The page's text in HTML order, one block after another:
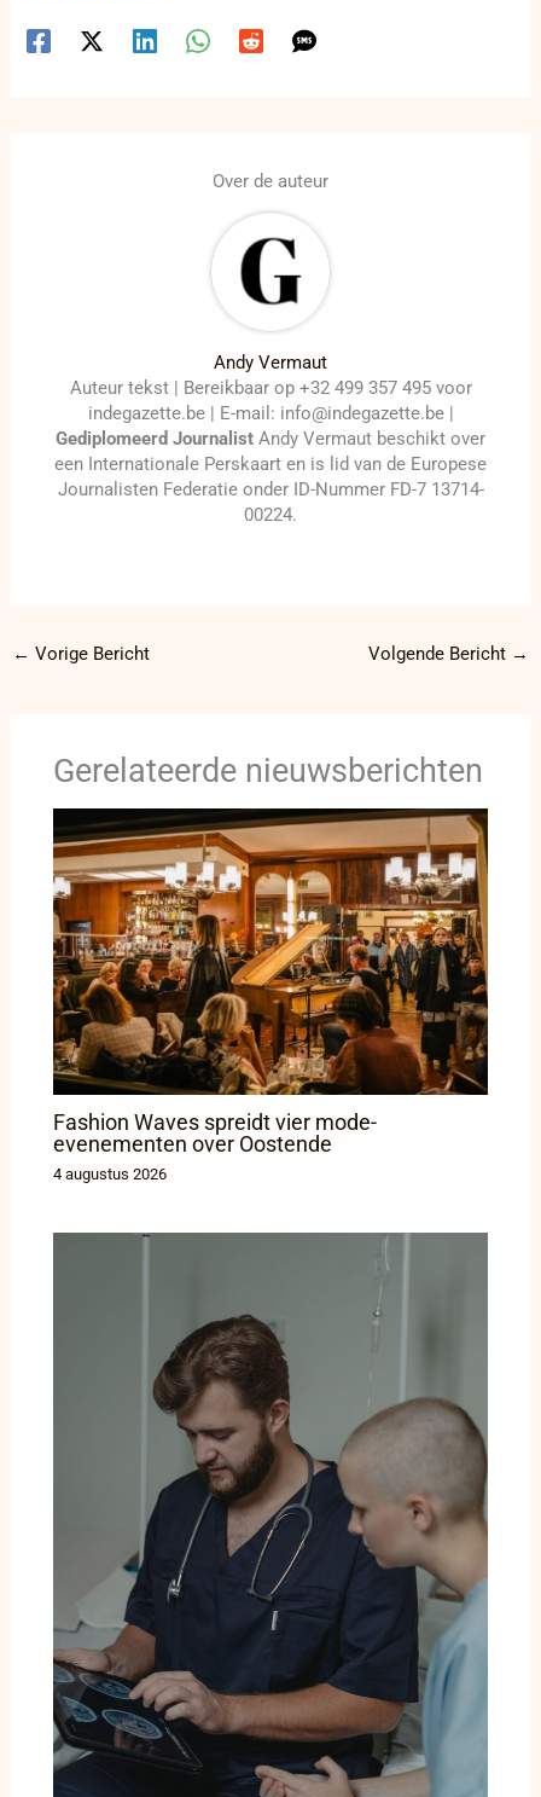
Over de auteur
Andy Vermaut
Auteur tekst | Bereikbaar op +32 499 357 495 voor
indegazette.be | E-mail: info@indegazette.be |
Gediplomeerd Journalist Andy Vermaut beschikt over
een Internationale Perskaart en is lid van de Europese
Journalisten Federatie onder ID-Nummer FD-7 13714-
00224.
← Vorige Bericht Volgende Bericht →
Gerelateerde nieuwsberichten
Fashion Waves spreidt vier mode-
evenementen over Oostende
4 augustus 2026